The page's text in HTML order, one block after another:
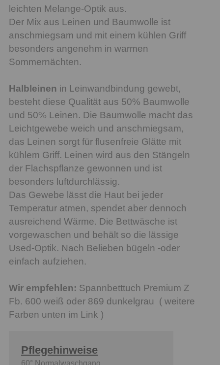
leichten Melange-Optik aus.
Der Mix aus Leinen und Baumwolle ist
anschmiegsam und mit einem kühlen Griff
besonders angenehm in warmen
Sommernächten.
Halbleinen in Leinwandbindung gewebt,
besteht diese Qualität aus 50% Baumwolle
und 50% Leinen. Die Baumwolle macht das
Leichtgewebe weich und anschmiegsam,
das Leinen sorgt für flusenfreie Glätte mit
kühlem Griff. Leinen wird aus den Stängeln
der Flachspflanze gewonnen und ist
besonders luftdurchlässig.
Das Gewebe lässt die Haut bei jeder
Temperatur atmen, spendet aber dennoch
ausreichend Wärme. Die Bettwäsche ist
vorgewaschen und behält so die lässige
Used-Optik. Nach Belieben bügeln -oder
einfach aufziehen.
Wir empfehlen: Spannbetttuch Premium Z
Fb. 600 weiß oder 869 dunkelgrau ( weitere
Farben unten im Link )
Pflegehinweise
60° Normalwaschgang